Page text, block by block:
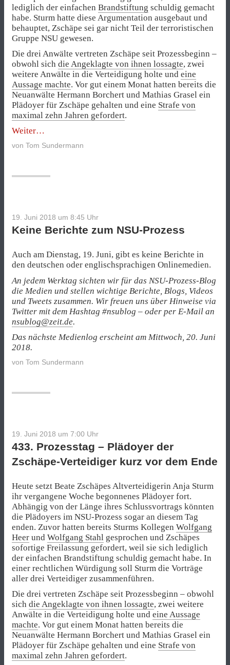
lediglich der einfachen Brandstiftung schuldig gemacht
habe. Sturm hatte diese Argumentation ausgebaut und
behauptet, Zschäpe sei gar nicht Teil der terroristischen
Gruppe NSU gewesen.
Die drei Anwälte vertreten Zschäpe seit Prozessbeginn –
obwohl sich die Angeklagte von ihnen lossagte, zwei
weitere Anwälte in die Verteidigung holte und eine
Aussage machte. Vor gut einem Monat hatten bereits die
Neuanwälte Hermann Borchert und Mathias Grasel ein
Plädoyer für Zschäpe gehalten und eine Strafe von
maximal zehn Jahren gefordert.
Weiter„434.
Prozesstag
–
von Tom Sundermann
19. Juni 2018 um 8:45 Uhr
Keine Berichte zum NSU-Prozess
Auch am Dienstag, 19. Juni, gibt es keine Berichte in
den deutschen oder englischsprachigen Onlinemedien.
An jedem Werktag sichten wir für das NSU-Prozess-Blog
die Medien und stellen wichtige Berichte, Blogs, Videos
und Tweets zusammen. Wir freuen uns über Hinweise via
Twitter mit dem Hashtag #nsublog – oder per E-Mail an
nsublog@zeit.de.
Das nächste Medienlog erscheint am Mittwoch, 20. Juni
2018.
von Tom Sundermann
19. Juni 2018 um 7:00 Uhr
433. Prozesstag – Plädoyer der
Zschäpe-Verteidiger kurz vor dem Ende
Heute setzt Beate Zschäpes Altverteidigerin Anja Sturm
ihr vergangene Woche begonnenes Plädoyer fort.
Abhängig von der Länge ihres Schlussvortrags könnten
die Plädoyers im NSU-Prozess sogar an diesem Tag
enden. Zuvor hatten bereits Sturms Kollegen Wolfgang
Heer und Wolfgang Stahl gesprochen und Zschäpes
sofortige Freilassung gefordert, weil sie sich lediglich
der einfachen Brandstiftung schuldig gemacht habe. In
einer rechtlichen Würdigung soll Sturm die Vorträge
aller drei Verteidiger zusammenführen.
Die drei vertreten Zschäpe seit Prozessbeginn – obwohl
sich die Angeklagte von ihnen lossagte, zwei weitere
Anwälte in die Verteidigung holte und eine Aussage
machte. Vor gut einem Monat hatten bereits die
Neuanwälte Hermann Borchert und Mathias Grasel ein
Plädoyer für Zschäpe gehalten und eine Strafe von
maximal zehn Jahren gefordert.